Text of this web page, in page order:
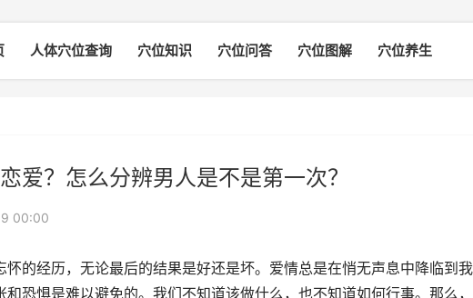
人体穴位查询 穴位知识 穴位问答 穴位图解 穴位养生
爱？怎么分辨男人是不是第一次？
00:00
的经历，无论最后的结果是好还是坏。爱情总是在悄无声息中降临到
恐惧是难以避免的。我们不知道该做什么，也不知道如何行事。那么